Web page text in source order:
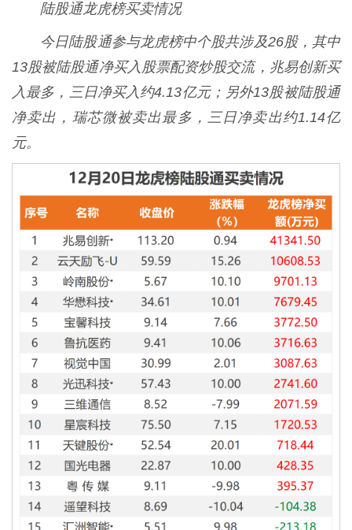
陆股通龙虎榜买卖情况
今日陆股通参与龙虎榜中个股共涉及26股，其中
13股被陆股通净买入股票配资炒股交流，兆易创新买
入最多，三日净买入约4.13亿元；另外13股被陆股通
净卖出，瑞芯微被卖出最多，三日净卖出约1.14亿
元。